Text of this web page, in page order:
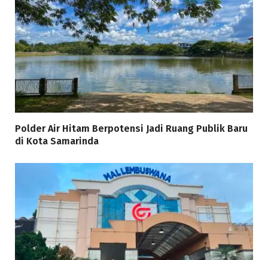
Polder Air Hitam Berpotensi Jadi Ruang Publik Baru
di Kota Samarinda